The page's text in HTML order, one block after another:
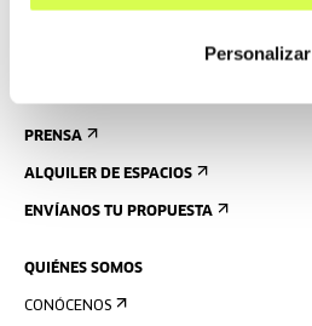
Personalizar
PRENSA
ALQUILER DE ESPACIOS
ENVÍANOS TU PROPUESTA
QUIÉNES SOMOS
CONÓCENOS